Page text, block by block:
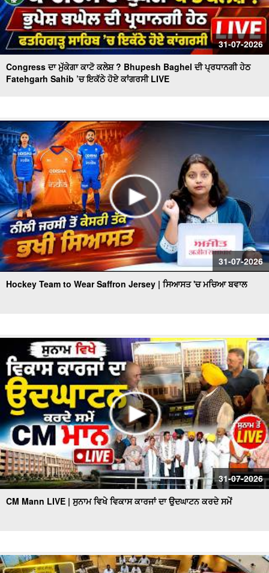
31-07-2026
Congress ਦਾ ਮੁੱਕੇਗਾ ਕਾਟੋ ਕਲੇਸ਼ ? Bhupesh Baghel ਦੀ ਪ੍ਰਧਾਨਗੀ ਹੇਠ
Fatehgarh Sahib ’ਚ ਇਕੱਠੇ ਹੋਏ ਕਾਂਗਰਸੀ LIVE
31-07-2026
Hockey Team to Wear Saffron Jersey | ਸਿਆਸਤ 'ਚ ਮਚਿਆ ਬਵਾਲ
31-07-2026
CM Mann LIVE | ਸੁਨਾਮ ਵਿਖੇ ਵਿਕਾਸ ਕਾਰਜਾਂ ਦਾ ਉਦਘਾਟਨ ਕਰਦੇ ਸਮੇਂ